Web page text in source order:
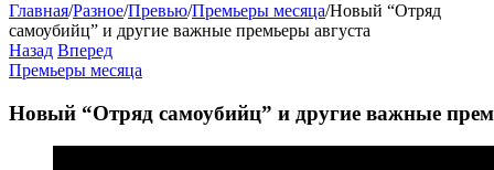
Главная/Разное/Превью/Премьеры месяца/Новый “Отряд
самоубийц” и другие важные премьеры августа
Назад Вперед
Премьеры месяца
Новый “Отряд самоубийц” и другие важные